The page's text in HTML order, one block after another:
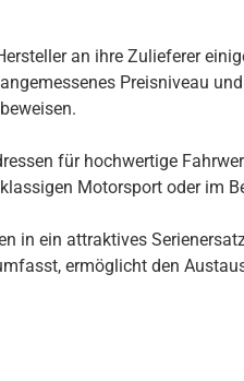
an ihre Zulieferer
Preisniveau
für hochwertige
Motorsport oder im
in ein attraktives
ermöglicht den